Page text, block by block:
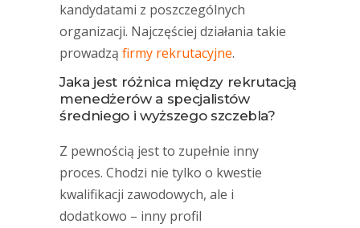
kandydatami z poszczególnych
organizacji. Najczęściej działania takie
prowadzą firmy rekrutacyjne.
Jaka jest różnica między rekrutacją
menedżerów a specjalistów
średniego i wyższego szczebla?
Z pewnością jest to zupełnie inny
proces. Chodzi nie tylko o kwestie
kwalifikacji zawodowych, ale i
dodatkowo – inny profil